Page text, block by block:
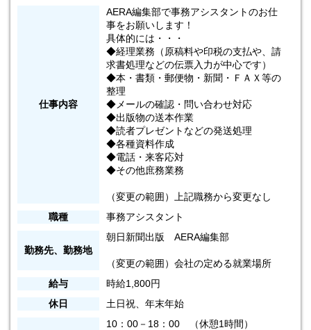
仕事内容
AERA編集部で事務アシスタントのお仕
事をお願いします！
具体的には・・・
◆経理業務（原稿料や印税の支払や、請
求書処理などの伝票入力が中心です）
◆本・書類・郵便物・新聞・ＦＡＸ等の
整理
◆メールの確認・問い合わせ対応
◆出版物の送本作業
◆読者プレゼントなどの発送処理
◆各種資料作成
◆電話・来客応対
◆その他庶務業務
（変更の範囲）上記職務から変更なし
職種
事務アシスタント
勤務先、勤務地
朝日新聞出版 AERA編集部
（変更の範囲）会社の定める就業場所
給与
時給1,800円
休日
土日祝、年末年始
10：00－18：00 （休憩1時間）